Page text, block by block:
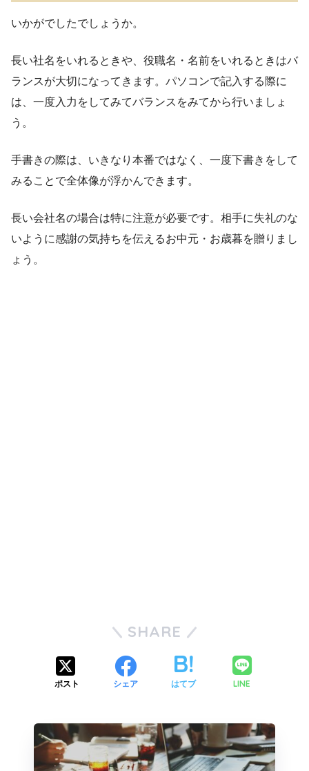
いかがでしたでしょうか。
長い社名をいれるときや、役職名・名前をいれるときはバ
ランスが大切になってきます。パソコンで記入する際に
は、一度入力をしてみてバランスをみてから行いましょ
う。
手書きの際は、いきなり本番ではなく、一度下書きをして
みることで全体像が浮かんできます。
長い会社名の場合は特に注意が必要です。相手に失礼のな
いように感謝の気持ちを伝えるお中元・お歳暮を贈りまし
ょう。
SHARE
ポスト シェア はてブ LINE